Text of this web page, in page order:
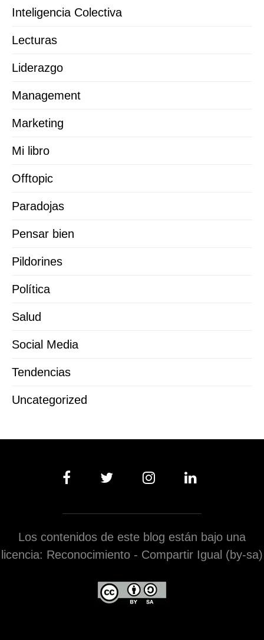
Inteligencia Colectiva
Lecturas
Liderazgo
Management
Marketing
Mi libro
Offtopic
Paradojas
Pensar bien
Pildorines
Política
Salud
Social Media
Tendencias
Uncategorized
Los contenidos de este blog están bajo una
licencia: Reconocimiento - Compartir Igual (by-sa)